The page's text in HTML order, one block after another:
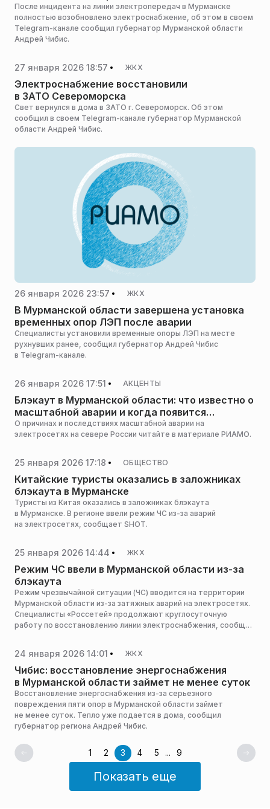
После инцидента на линии электропередач в Мурманске
полностью возобновлено электроснабжение, об этом в своем
Telegram-канале сообщил губернатор Мурманской области
Андрей Чибис.
27 января 2026 18:57 ЖКХ
Электроснабжение восстановили
в ЗАТО Североморска
Свет вернулся в дома в ЗАТО г. Североморск. Об этом
сообщил в своем Telegram-канале губернатор Мурманской
области Андрей Чибис.
26 января 2026 23:57 ЖКХ
В Мурманской области завершена установка
временных опор ЛЭП после аварии
Специалисты установили временные опоры ЛЭП на месте
рухнувших ранее, сообщил губернатор Андрей Чибис
в Telegram-канале.
26 января 2026 17:51 АКЦЕНТЫ
Блэкаут в Мурманской области: что известно о
масштабной аварии и когда появится
электричество
О причинах и последствиях масштабной аварии на
электросетях на севере России читайте в материале РИАМО.
25 января 2026 17:18 ОБЩЕСТВО
Китайские туристы оказались в заложниках
блэкаута в Мурманске
Туристы из Китая оказались в заложниках блэкаута
в Мурманске. В регионе ввели режим ЧС из-за аварий
на электросетях, сообщает SHOT.
25 января 2026 14:44 ЖКХ
Режим ЧС ввели в Мурманской области из-за
блэкаута
Режим чрезвычайной ситуации (ЧС) вводится на территории
Мурманской области из-за затяжных аварий на электросетях.
Специалисты «Россетей» продолжают круглосуточную
работу по восстановлению линии электроснабжения, сообщил
24 января 2026 14:01 ЖКХ
Чибис: восстановление энергоснабжения
в Мурманской области займет не менее суток
Восстановление энергоснабжения из-за серьезного
повреждения пяти опор в Мурманской области займет
не менее суток. Тепло уже подается в дома, сообщил
губернатор региона Андрей Чибис.
1 2 3 4 5 ... 9
Показать еще